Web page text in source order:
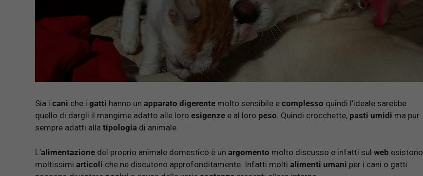
Sia i cani che i gatti hanno un apparato digerente molto sensibile e complesso quindi l’ideale sarebbe
quello di dargli il mangime adatto alle loro esigenze e al loro peso. Quindi crocchette, pasti umidi ma pur
sempre adatti alla tipologia di animale.
L’alimentazione del proprio animale domestico è un argomento molto discusso e infatti sul web esistono
moltissimi articoli che ne discutono approfonditamente. Infatti molti alimenti umani per i cani o gatti